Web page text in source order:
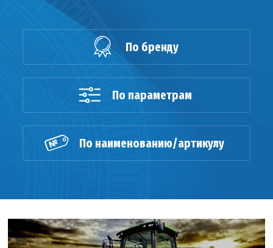
По бренду
По параметрам
По наименованию/артикулу